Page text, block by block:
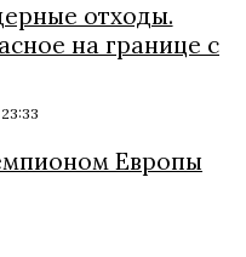
отходы.
на границе с
Европы